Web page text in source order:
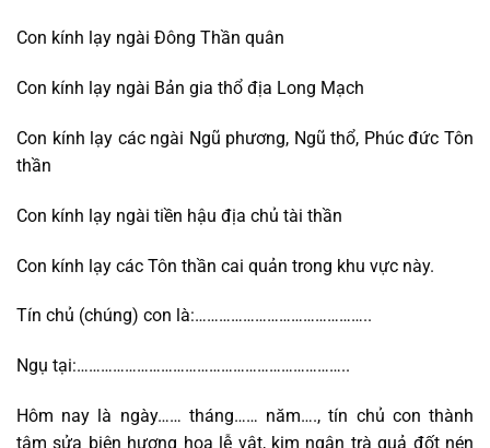
Con kính lạy ngài Đông Thần quân
Con kính lạy ngài Bản gia thổ địa Long Mạch
Con kính lạy các ngài Ngũ phương, Ngũ thổ, Phúc đức Tôn
thần
Con kính lạy ngài tiền hậu địa chủ tài thần
Con kính lạy các Tôn thần cai quản trong khu vực này.
Tín chủ (chúng) con là:……………………………………..
Ngụ tại:…………………………………………………………..
Hôm nay là ngày…… tháng…… năm…., tín chủ con thành
tâm sửa biện hương hoa lễ vật, kim ngân trà quả đốt nén